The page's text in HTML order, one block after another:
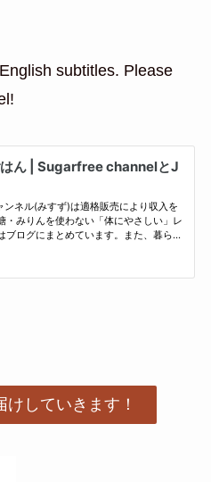
subtitles. Please
していきます！